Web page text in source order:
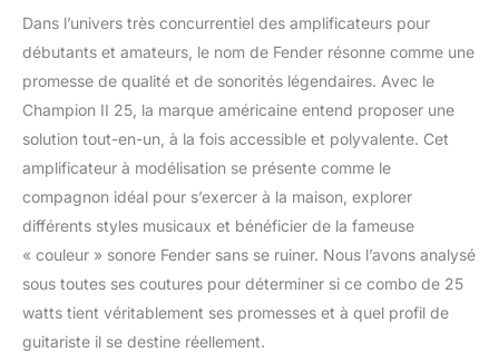
Dans l’univers très concurrentiel des amplificateurs pour
débutants et amateurs, le nom de Fender résonne comme une
promesse de qualité et de sonorités légendaires. Avec le
Champion II 25, la marque américaine entend proposer une
solution tout-en-un, à la fois accessible et polyvalente. Cet
amplificateur à modélisation se présente comme le
compagnon idéal pour s’exercer à la maison, explorer
différents styles musicaux et bénéficier de la fameuse
« couleur » sonore Fender sans se ruiner. Nous l’avons analysé
sous toutes ses coutures pour déterminer si ce combo de 25
watts tient véritablement ses promesses et à quel profil de
guitariste il se destine réellement.